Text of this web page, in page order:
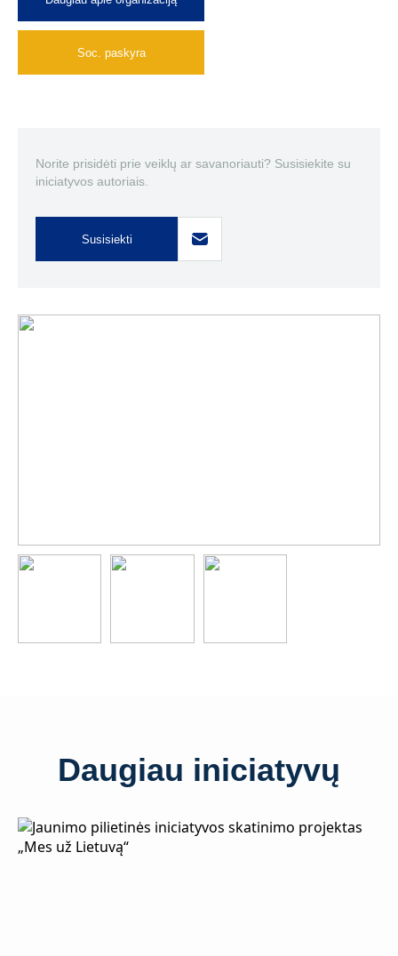
Soc. paskyra
Norite prisidėti prie veiklų ar savanoriauti? Susisiekite su
iniciatyvos autoriais.
Susisiekti
Daugiau iniciatyvų